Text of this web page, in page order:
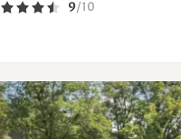
9/10